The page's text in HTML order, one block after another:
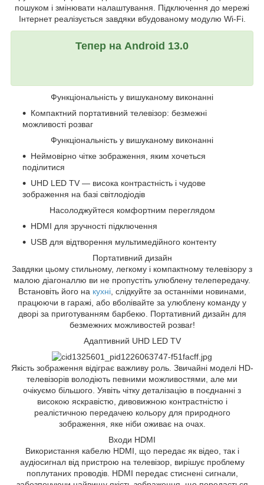
пошуком і змінювати налаштування. Підключення до мережі
Інтернет реалізується завдяки вбудованому модулю Wi-Fi.
Тепер на Android 13.0
Функціональність у вишуканому виконанні
Компактний портативний телевізор: безмежні
можливості розваг
Функціональність у вишуканому виконанні
Неймовірно чітке зображення, яким хочеться
поділитися
UHD LED TV — висока контрастність і чудове
зображення на базі світлодіодів
Насолоджуйтеся комфортним переглядом
HDMI для зручності підключення
USB для відтворення мультимедійного контенту
Портативний дизайн
Завдяки цьому стильному, легкому і компактному телевізору з
малою діагоналлю ви не пропустіть улюблену телепередачу.
Встановіть його на кухні, слідкуйте за останніми новинами,
працюючи в гаражі, або вболівайте за улюблену команду у
дворі за приготуванням барбекю. Портативний дизайн для
безмежних можливостей розваг!
Адаптивний UHD LED TV
Якість зображення відіграє важливу роль. Звичайні моделі HD-
телевізорів володіють певними можливостями, але ми
очікуємо більшого. Уявіть чітку деталізацію в поєднанні з
високою яскравістю, дивовижною контрастністю і
реалістичною передачею кольору для природного
зображення, яке ніби оживає на очах.
Входи HDMI
Використання кабелю HDMI, що передає як відео, так і
аудіосигнал від пристрою на телевізор, вирішує проблему
поплутаних проводів. HDMI передає стиснені сигнали,